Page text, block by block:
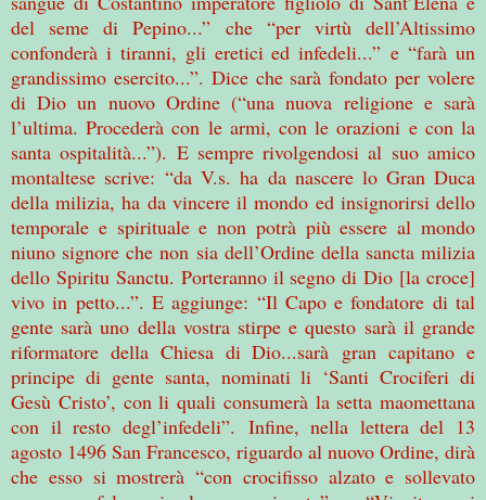
del seme di Pepino...” che “per virtù dell’Altissimo
confonderà i tiranni, gli eretici ed infedeli...” e “farà un
grandissimo esercito...”. Dice che sarà fondato per volere
di Dio un nuovo Ordine (“una nuova religione e sarà
l’ultima. Procederà con le armi, con le orazioni e con la
santa ospitalità...”). E sempre rivolgendosi al suo amico
montaltese scrive: “da V.s. ha da nascere lo Gran Duca
della milizia, ha da vincere il mondo ed insignorirsi dello
temporale e spirituale e non potrà più essere al mondo
niuno signore che non sia dell’Ordine della sancta milizia
dello Spiritu Sanctu. Porteranno il segno di Dio [la croce]
vivo in petto...”. E aggiunge: “Il Capo e fondatore di tal
gente sarà uno della vostra stirpe e questo sarà il grande
riformatore della Chiesa di Dio...sarà gran capitano e
principe di gente santa, nominati li ‘Santi Crociferi di
Gesù Cristo’, con li quali consumerà la setta maomettana
con il resto degl’infedeli”. Infine, nella lettera del 13
agosto 1496 San Francesco, riguardo al nuovo Ordine, dirà
che esso si mostrerà “con crocifisso alzato e sollevato